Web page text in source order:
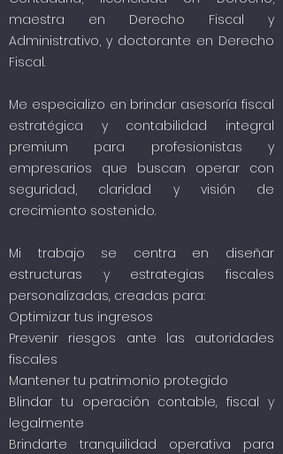
maestra en Derecho Fiscal y
Administrativo, y doctorante en Derecho
Fiscal.
Me especializo en brindar asesoría fiscal
estratégica y contabilidad integral
premium para profesionistas y
empresarios que buscan operar con
seguridad, claridad y visión de
crecimiento sostenido.
Mi trabajo se centra en diseñar
estructuras y estrategias fiscales
personalizadas, creadas para:
Optimizar tus ingresos
Prevenir riesgos ante las autoridades
fiscales
Mantener tu patrimonio protegido
Blindar tu operación contable, fiscal y
legalmente
Brindarte tranquilidad operativa para